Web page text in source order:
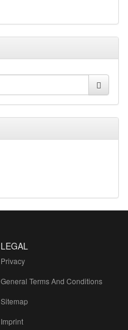
LEGAL
Privacy
General Terms And Conditions
Sitemap
Imprint